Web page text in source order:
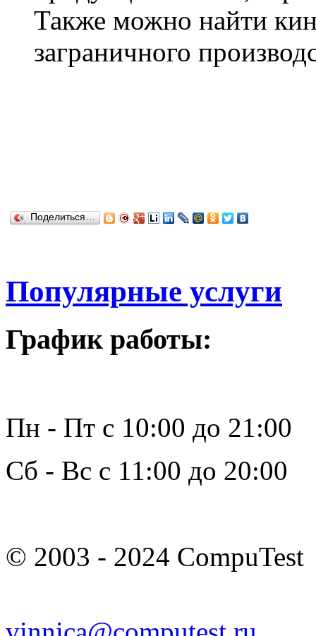
Также можно найти
заграничного
Поделиться…
Популярные услуги
График работы:
Пн - Пт с 10:00 до 21:00
Сб - Вс с 11:00 до 20:00
© 2003 - 2024 CompuTest